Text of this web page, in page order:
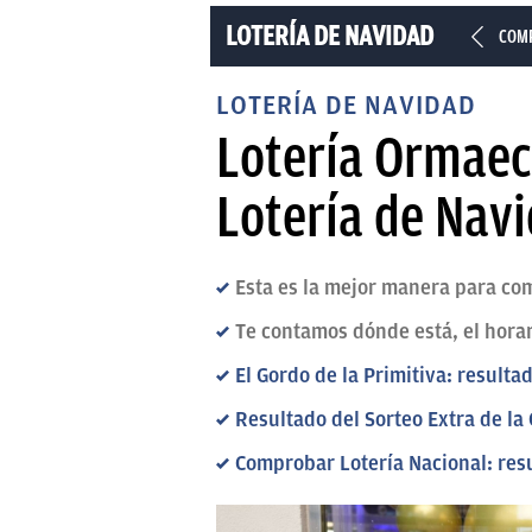
LOTERÍA DE NAVIDAD
LOTERÍA DE NAVIDAD
Lotería
Lotería de
Esta es la mejor manera para
Te contamos dónde está, el
El Gordo de la Primitiva:
Resultado del Sorteo Extra de
Comprobar Lotería Nacional: